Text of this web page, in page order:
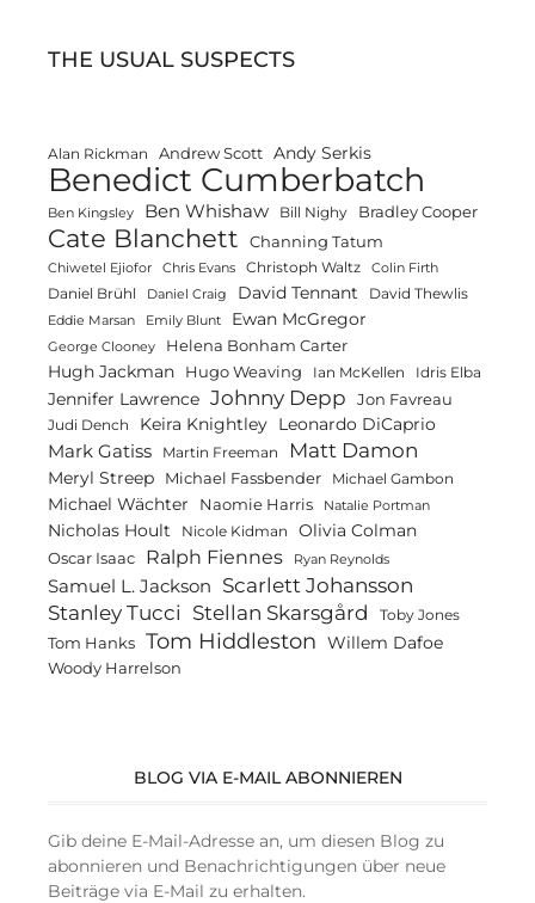
THE USUAL SUSPECTS
Alan Rickman Andrew Scott Andy Serkis
Benedict Cumberbatch
Ben Kingsley Ben Whishaw Bill Nighy Bradley Cooper
Cate Blanchett Channing Tatum
Chiwetel Ejiofor Chris Evans Christoph Waltz Colin Firth
Daniel Brühl Daniel Craig David Tennant David Thewlis
Eddie Marsan Emily Blunt Ewan McGregor
George Clooney Helena Bonham Carter
Hugh Jackman Hugo Weaving Ian McKellen Idris Elba
Jennifer Lawrence Johnny Depp Jon Favreau
Judi Dench Keira Knightley Leonardo DiCaprio
Mark Gatiss Martin Freeman Matt Damon
Meryl Streep Michael Fassbender Michael Gambon
Michael Wächter Naomie Harris Natalie Portman
Nicholas Hoult Nicole Kidman Olivia Colman
Oscar Isaac Ralph Fiennes Ryan Reynolds
Samuel L. Jackson Scarlett Johansson
Stanley Tucci Stellan Skarsgård Toby Jones
Tom Hanks Tom Hiddleston Willem Dafoe
Woody Harrelson
BLOG VIA E-MAIL ABONNIEREN
Gib deine E-Mail-Adresse an, um diesen Blog zu
abonnieren und Benachrichtigungen über neue
Beiträge via E-Mail zu erhalten.